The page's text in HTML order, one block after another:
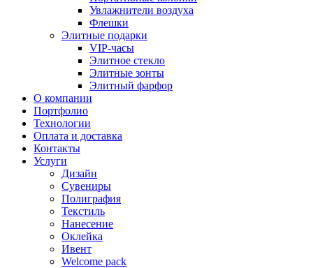
Увлажнители воздуха
Флешки
Элитные подарки
VIP-часы
Элитное стекло
Элитные зонты
Элитный фарфор
О компании
Портфолио
Технологии
Оплата и доставка
Контакты
Услуги
Дизайн
Сувениры
Полиграфия
Текстиль
Нанесение
Оклейка
Ивент
Welcome pack